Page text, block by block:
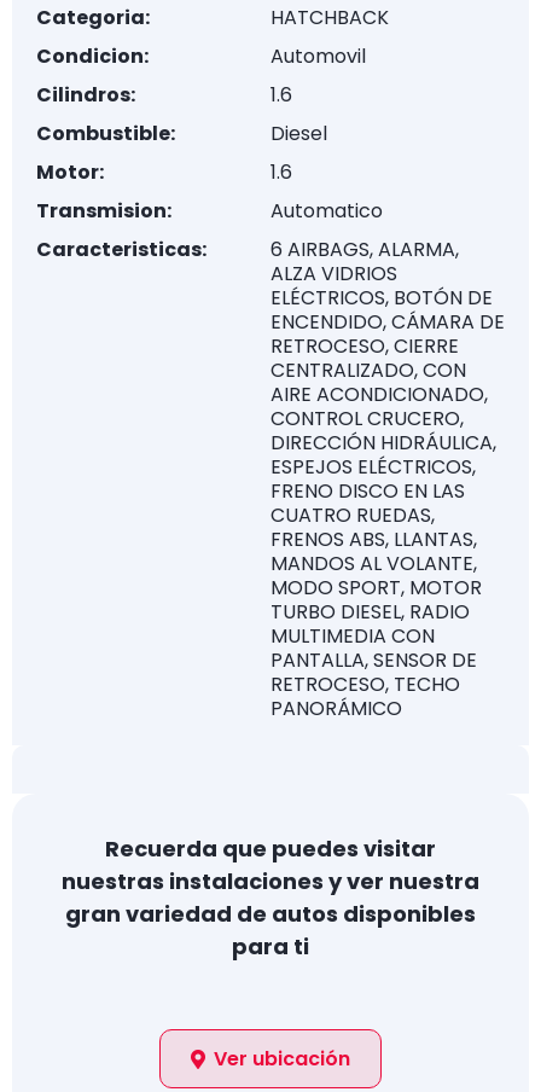
Categoria:
HATCHBACK
Condicion:
Automovil
Cilindros:
1.6
Combustible:
Diesel
Motor:
1.6
Transmision:
Automatico
Caracteristicas:
6 AIRBAGS, ALARMA,
ALZA VIDRIOS
ELÉCTRICOS, BOTÓN DE
ENCENDIDO, CÁMARA DE
RETROCESO, CIERRE
CENTRALIZADO, CON
AIRE ACONDICIONADO,
CONTROL CRUCERO,
DIRECCIÓN HIDRÁULICA,
ESPEJOS ELÉCTRICOS,
FRENO DISCO EN LAS
CUATRO RUEDAS,
FRENOS ABS, LLANTAS,
MANDOS AL VOLANTE,
MODO SPORT, MOTOR
TURBO DIESEL, RADIO
MULTIMEDIA CON
PANTALLA, SENSOR DE
RETROCESO, TECHO
PANORÁMICO
Recuerda que puedes visitar
nuestras instalaciones y ver nuestra
gran variedad de autos disponibles
para ti
Ver ubicación